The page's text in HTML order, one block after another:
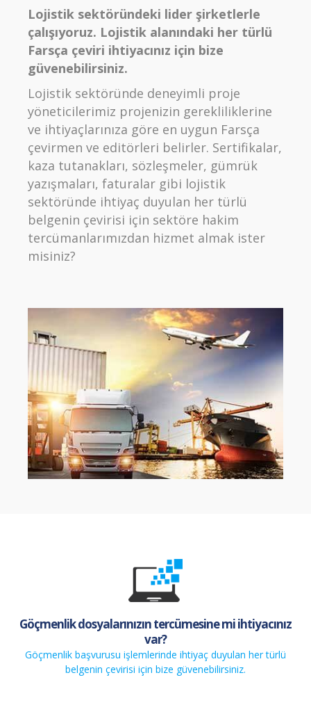
Lojistik sektöründeki lider şirketlerle
çalışıyoruz. Lojistik alanındaki her türlü
Farsça çeviri ihtiyacınız için bize
güvenebilirsiniz.
Lojistik sektöründe deneyimli proje
yöneticilerimiz projenizin gerekliliklerine
ve ihtiyaçlarınıza göre en uygun Farsça
çevirmen ve editörleri belirler. Sertifikalar,
kaza tutanakları, sözleşmeler, gümrük
yazışmaları, faturalar gibi lojistik
sektöründe ihtiyaç duyulan her türlü
belgenin çevirisi için sektöre hakim
tercümanlarımızdan hizmet almak ister
misiniz?
Göçmenlik dosyalarınızın tercümesine mi ihtiyacınız
var?
Göçmenlik başvurusu işlemlerinde ihtiyaç duyulan her türlü
belgenin çevirisi için bize güvenebilirsiniz.